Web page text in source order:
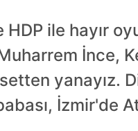
ile hayır
İnce,
yanayız.
İzmir'de